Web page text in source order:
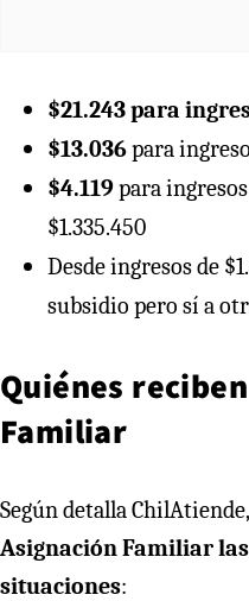
$21.243 para
$13.036para
$4.119para
$1.335.450
Desde ingresos de
subsidio pero sí a
Quiénes
Familiar
Según detalla ChilAtiende,
Asignación Familiar
situaciones: